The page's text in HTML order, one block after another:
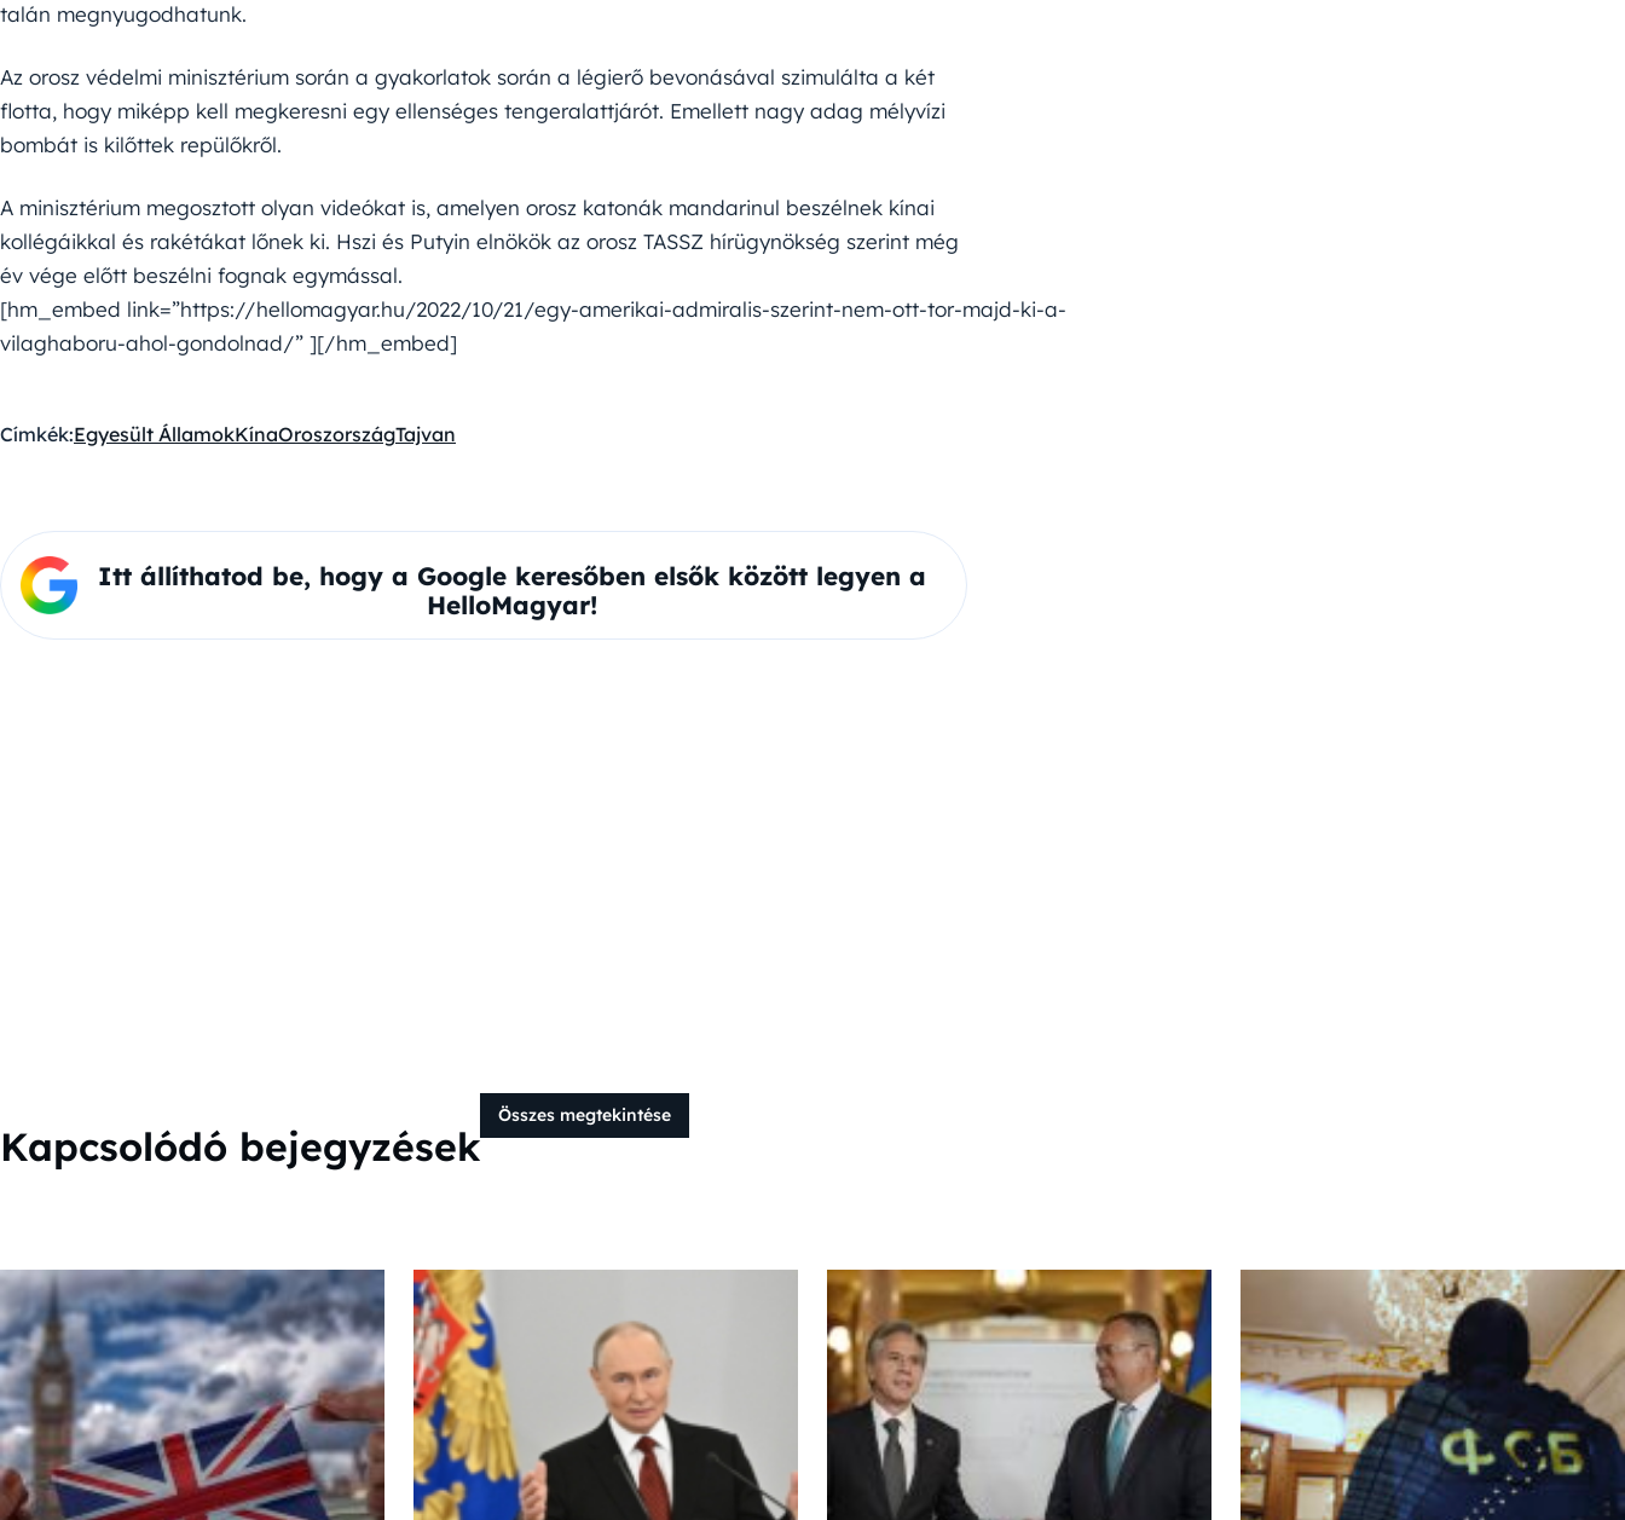
talán megnyugodhatunk.
Az orosz védelmi minisztérium során a gyakorlatok során a légierő bevonásával szimulálta a két
flotta, hogy miképp kell megkeresni egy ellenséges tengeralattjárót. Emellett nagy adag mélyvízi
bombát is kilőttek repülőkről.
A minisztérium megosztott olyan videókat is, amelyen orosz katonák mandarinul beszélnek kínai
kollégáikkal és rakétákat lőnek ki. Hszi és Putyin elnökök az orosz TASSZ hírügynökség szerint még
év vége előtt beszélni fognak egymással.
[hm_embed link=”https://hellomagyar.hu/2022/10/21/egy-amerikai-admiralis-szerint-nem-ott-tor-majd-ki-a-
vilaghaboru-ahol-gondolnad/” ][/hm_embed]
Címkék:Egyesült ÁllamokKínaOroszországTajvan
Itt állíthatod be, hogy a Google keresőben elsők között legyen a
HelloMagyar!
Kapcsolódó bejegyzések
Összes megtekintése